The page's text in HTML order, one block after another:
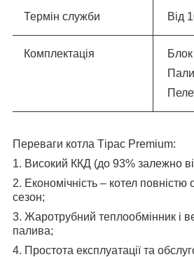
Термін служби Від
Комплектація
Переваги котла Тірас Premium:
1. Високий ККД (до 93% залежно
2. Економічність – котел повністю
сезон;
3. Жаротрубний теплообмінник і
палива;
4. Простота експлуатації та